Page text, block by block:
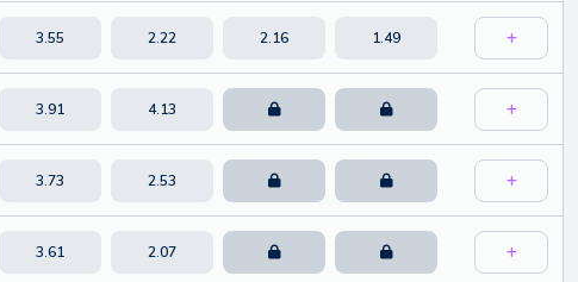
3.55 2.22 2.16 1.49
3.91 4.13
3.73 2.53
3.61 2.07